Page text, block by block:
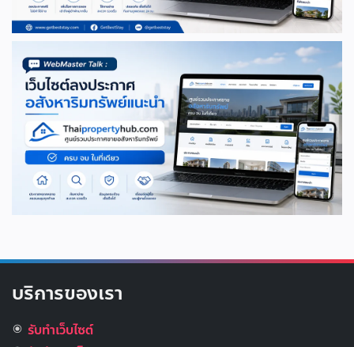
บริการของเรา
รับทำเว็บไซต์